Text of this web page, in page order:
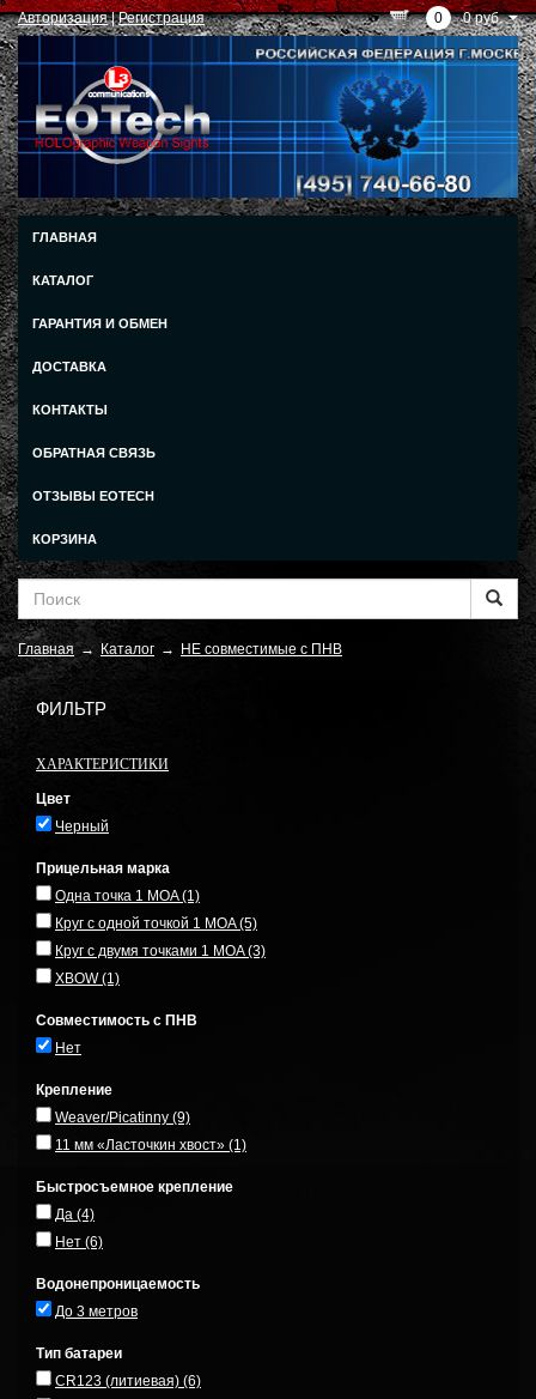
Авторизация|Регистрация 0 0 руб.
ГЛАВНАЯ
КАТАЛОГ
ГАРАНТИЯ И ОБМЕН
ДОСТАВКА
КОНТАКТЫ
ОБРАТНАЯ СВЯЗЬ
ОТЗЫВЫ EOTECH
КОРЗИНА
Главная → Каталог → НЕ совместимые с ПНВ
ФИЛЬТР
ХАРАКТЕРИСТИКИ
Цвет
Черный
Прицельная марка
Одна точка 1 MOA(1)
Круг с одной точкой 1 MOA(5)
Круг с двумя точками 1 MOA(3)
XBOW(1)
Совместимость с ПНВ
Нет
Крепление
Weaver/Picatinny (9)
11 мм «Ласточкин хвост» (1)
Быстросъемное крепление
Да (4)
Нет (6)
Водонепроницаемость
До 3 метров
Тип батареи
CR123 (литиевая) (6)